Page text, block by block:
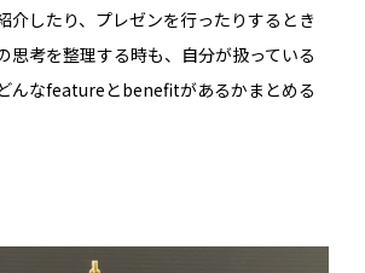
介したり、プレゼンを行ったりするとき
思考を整理する時も、自分が扱っている
んなfeatureとbenefitがあるかまとめる